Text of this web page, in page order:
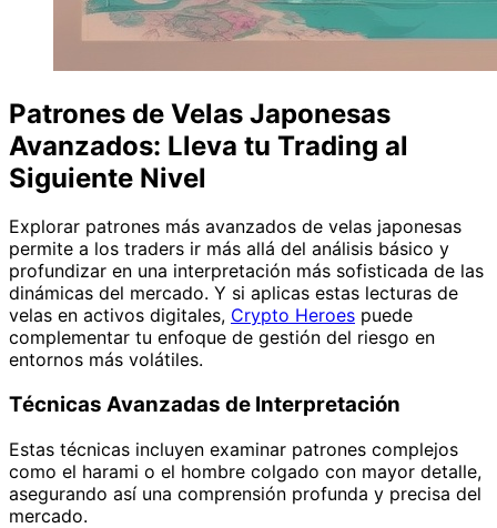
Patrones de Velas Japonesas
Avanzados: Lleva tu Trading al
Siguiente Nivel
Explorar patrones más avanzados de velas japonesas
permite a los traders ir más allá del análisis básico y
profundizar en una interpretación más sofisticada de las
dinámicas del mercado. Y si aplicas estas lecturas de
velas en activos digitales, Crypto Heroes puede
complementar tu enfoque de gestión del riesgo en
entornos más volátiles.
Técnicas Avanzadas de Interpretación
Estas técnicas incluyen examinar patrones complejos
como el harami o el hombre colgado con mayor detalle,
asegurando así una comprensión profunda y precisa del
mercado.